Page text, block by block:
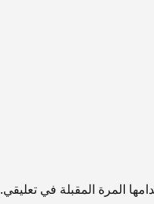
المرة المقبلة في تعليقي.